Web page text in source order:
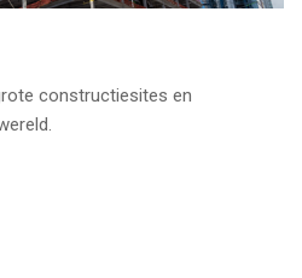
constructiesites en